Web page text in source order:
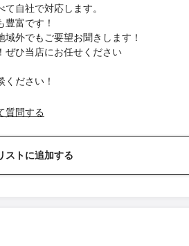
自社で対応します。
富です！
外でもご要望お聞きします！
ひ当店にお任せください
ださい！
質問する
ストに追加する